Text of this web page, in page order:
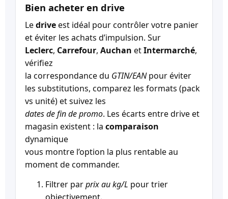
Bien acheter en drive
Ledriveest idéal pour contrôler votre panier
et éviter les achats d’impulsion. Sur
Leclerc, Carrefour, Auchan etIntermarché,
vérifiez
la correspondance du GTIN/EANpour éviter
les substitutions, comparez les formats (pack
vs unité) et suivez les
dates de fin de promo. Les écarts entre drive et
magasin existent : la comparaison
dynamique
vous montre l’option la plus rentable au
moment de commander.
Filtrer parprix au kg/L pour trier